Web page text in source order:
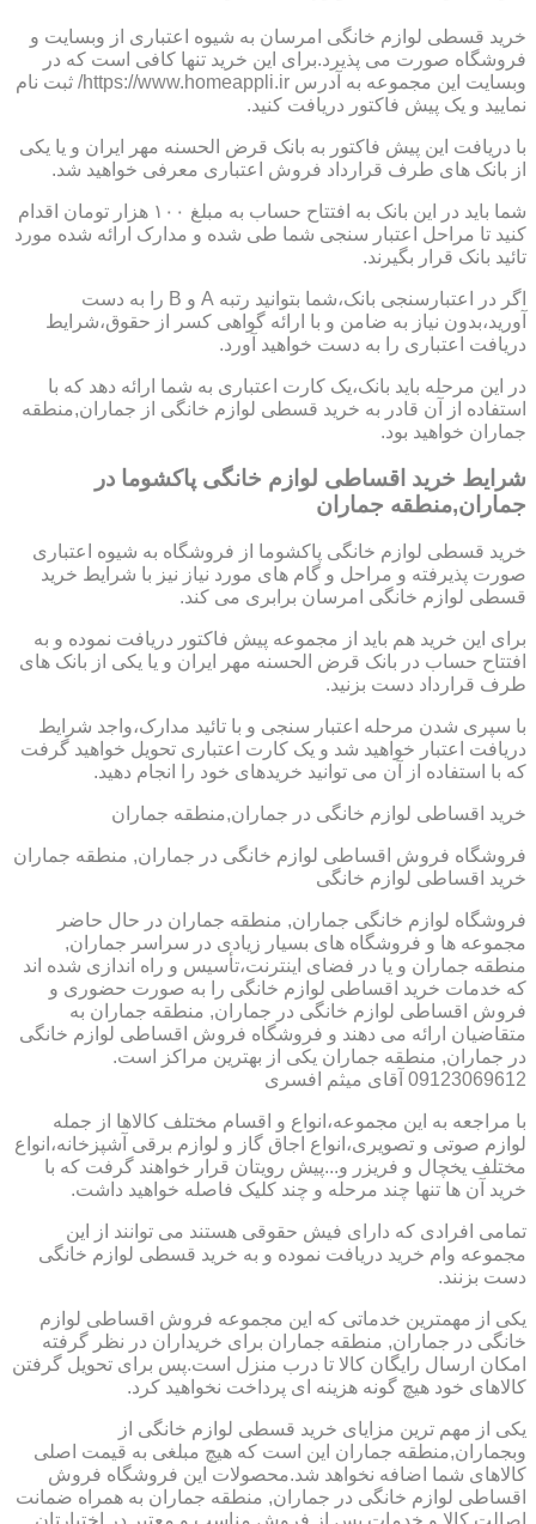
خرید قسطی لوازم خانگی امرسان به شیوه اعتباری از وبسایت و
فروشگاه صورت می پذیرد.برای این خرید تنها کافی است که در
وبسایت این مجموعه به آدرس https://www.homeappli.ir/ ثبت نام
نمایید و یک پیش فاکتور دریافت کنید.
با دریافت این پیش فاکتور به بانک قرض الحسنه مهر ایران و یا یکی
از بانک های طرف قرارداد فروش اعتباری معرفی خواهید شد.
شما باید در این بانک به افتتاح حساب به مبلغ ۱۰۰ هزار تومان اقدام
کنید تا مراحل اعتبار سنجی شما طی شده و مدارک ارائه شده مورد
تائید بانک قرار بگیرند.
اگر در اعتبارسنجی بانک،شما بتوانید رتبه A و B را به دست
آورید،بدون نیاز به ضامن و با ارائه گواهی کسر از حقوق،شرایط
دریافت اعتباری را به دست خواهید آورد.
در این مرحله باید بانک،یک کارت اعتباری به شما ارائه دهد که با
استفاده از آن قادر به خرید قسطی لوازم خانگی از جماران,منطقه
جماران خواهید بود.
شرایط خرید اقساطی لوازم خانگی پاکشوما در
جماران,منطقه جماران
خرید قسطی لوازم خانگی پاکشوما از فروشگاه به شیوه اعتباری
صورت پذیرفته و مراحل و گام های مورد نیاز نیز با شرایط خرید
قسطی لوازم خانگی امرسان برابری می کند.
برای این خرید هم باید از مجموعه پیش فاکتور دریافت نموده و به
افتتاح حساب در بانک قرض الحسنه مهر ایران و یا یکی از بانک های
طرف قرارداد دست بزنید.
با سپری شدن مرحله اعتبار سنجی و با تائید مدارک،واجد شرایط
دریافت اعتبار خواهید شد و یک کارت اعتباری تحویل خواهید گرفت
که با استفاده از آن می توانید خریدهای خود را انجام دهید.
خرید اقساطی لوازم خانگی در جماران,منطقه جماران
فروشگاه فروش اقساطی لوازم خانگی در جماران, منطقه جماران
خرید اقساطی لوازم خانگی
فروشگاه لوازم خانگی جماران, منطقه جماران در حال حاضر
مجموعه ها و فروشگاه های بسیار زیادی در سراسر جماران,
منطقه جماران و یا در فضای اینترنت،تأسیس و راه اندازی شده اند
که خدمات خرید اقساطی لوازم خانگی را به صورت حضوری و
فروش اقساطی لوازم خانگی در جماران, منطقه جماران به
متقاضیان ارائه می دهند و فروشگاه فروش اقساطی لوازم خانگی
در جماران, منطقه جماران یکی از بهترین مراکز است.
09123069612 آقای میثم افسری
با مراجعه به این مجموعه،انواع و اقسام مختلف کالاها از جمله
لوازم صوتی و تصویری،انواع اجاق گاز و لوازم برقی آشپزخانه،انواع
مختلف یخچال و فریزر و...پیش رویتان قرار خواهند گرفت که با
خرید آن ها تنها چند مرحله و چند کلیک فاصله خواهید داشت.
تمامی افرادی که دارای فیش حقوقی هستند می توانند از این
مجموعه وام خرید دریافت نموده و به خرید قسطی لوازم خانگی
دست بزنند.
یکی از مهمترین خدماتی که این مجموعه فروش اقساطی لوازم
خانگی در جماران, منطقه جماران برای خریداران در نظر گرفته
امکان ارسال رایگان کالا تا درب منزل است.پس برای تحویل گرفتن
کالاهای خود هیچ گونه هزینه ای پرداخت نخواهید کرد.
یکی از مهم ترین مزایای خرید قسطی لوازم خانگی از
وبجماران,منطقه جماران این است که هیچ مبلغی به قیمت اصلی
کالاهای شما اضافه نخواهد شد.محصولات این فروشگاه فروش
اقساطی لوازم خانگی در جماران, منطقه جماران به همراه ضمانت